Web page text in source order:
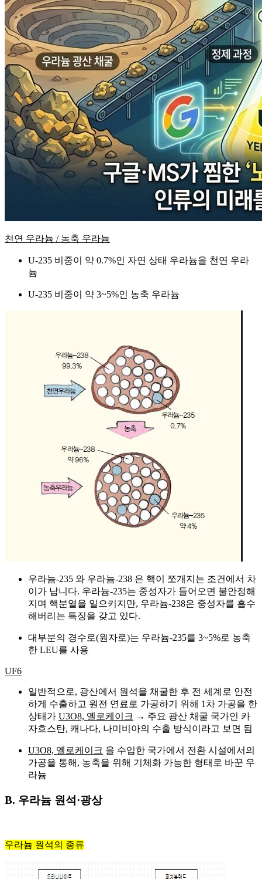
천연 우라늄 / 농축 우라늄
U-235 비중이 약 0.7%인 자연 상태 우라늄을 천연 우라
늄
U-235 비중이 약 3~5%인 농축 우라늄
우라늄-235 와 우라늄-238 은 핵이 쪼개지는 조건에서 차
이가 납니다. 우라늄-235는 중성자가 들어오면 불안정해
지며 핵분열을 일으키지만, 우라늄-238은 중성자를 흡수
해버리는 특징을 갖고 있다.
대부분의 경수로(원자로)는 우라늄-235를 3~5%로 농축
한 LEU를 사용
UF6
일반적으로, 광산에서 원석을 채굴한 후 전 세계로 안전
하게 수출하고 원전 연료로 가공하기 위해 1차 가공을 한
상태가 U3O8, 옐로케이크 → 주요 광산 채굴 국가인 카
자흐스탄, 캐나다, 나미비아의 수출 방식이라고 보면 됨
U3O8, 옐로케이크 을 수입한 국가에서 전환 시설에서의
가공을 통해, 농축을 위해 기체화 가능한 형태로 바꾼 우
라늄
B. 우라늄 원석·광상
우라늄 원석의 종류